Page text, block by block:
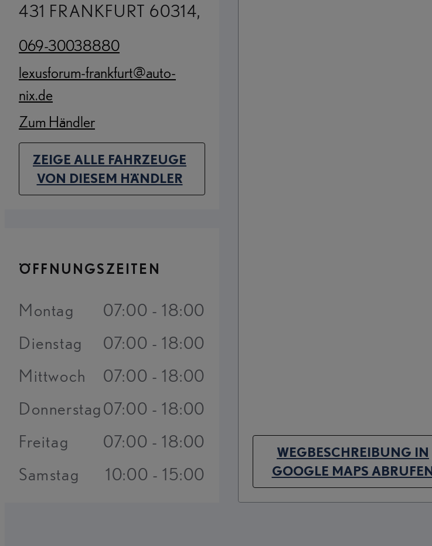
431 FRANKFURT 60314,
069-30038880
(Opens in new tab)
lexusforum-frankfurt@auto-
nix.de
Zum Händler
(Opens in new tab)
ZEIGE ALLE FAHRZEUGE
VON DIESEM HÄNDLER
(OPENS IN NEW TAB)
WEGBESCHREIBUNG IN
GOOGLE MAPS(OPENS IN
ÖFFNUNGSZEITEN
Montag
07:00 - 18:00
Dienstag
07:00 - 18:00
Mittwoch
07:00 - 18:00
Donnerstag07:00 - 18:00
Freitag
07:00 - 18:00
Samstag
10:00 - 15:00